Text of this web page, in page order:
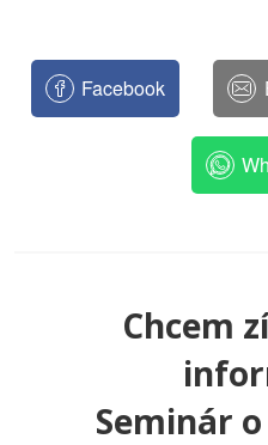
Facebook
Chcem
Seminár